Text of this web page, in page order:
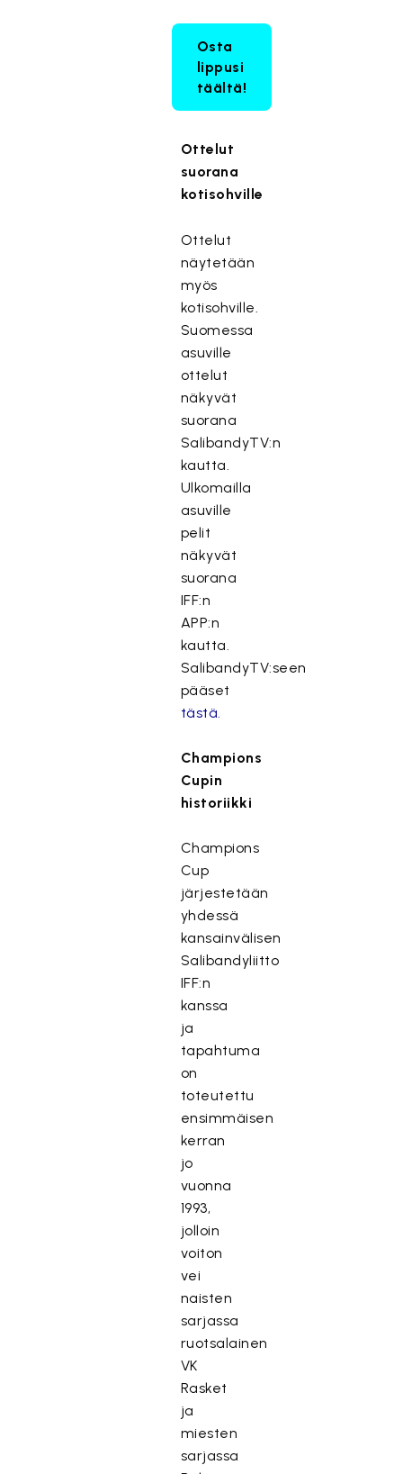
Osta
lippusi
täältä!
Ottelut
suorana
kotisohville
Ottelut
näytetään
myös
kotisohville.
Suomessa
asuville
ottelut
näkyvät
suorana
SalibandyTV:n
kautta.
Ulkomailla
asuville
pelit
näkyvät
suorana
IFF:n
APP:n
kautta.
SalibandyTV:seen
pääset
tästä.
Champions
Cupin
historiikki
Champions
Cup
järjestetään
yhdessä
kansainvälisen
Salibandyliitto
IFF:n
kanssa
ja
tapahtuma
on
toteutettu
ensimmäisen
kerran
jo
vuonna
1993,
jolloin
voiton
vei
naisten
sarjassa
ruotsalainen
VK
Rasket
ja
miesten
sarjassa